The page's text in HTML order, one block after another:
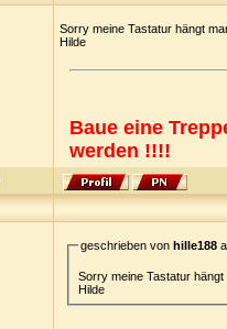
Sorry meine Tastatur hängt
Hilde
Baue eine
werden !!!!
geschrieben vonhille188
Sorry meine Tastatur
Hilde